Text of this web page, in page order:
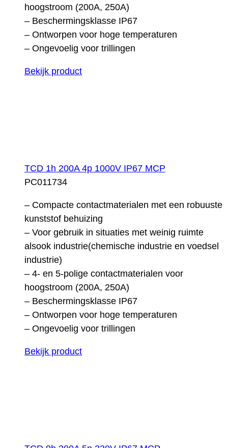
hoogstroom (200A, 250A)
– Beschermingsklasse IP67
– Ontworpen voor hoge temperaturen
– Ongevoelig voor trillingen
Bekijk product
TCD 1h 200A 4p 1000V IP67 MCP
PC011734
– Compacte contactmaterialen met een robuuste
kunststof behuizing
– Voor gebruik in situaties met weinig ruimte
alsook industrie(chemische industrie en voedsel
industrie)
– 4- en 5-polige contactmaterialen voor
hoogstroom (200A, 250A)
– Beschermingsklasse IP67
– Ontworpen voor hoge temperaturen
– Ongevoelig voor trillingen
Bekijk product